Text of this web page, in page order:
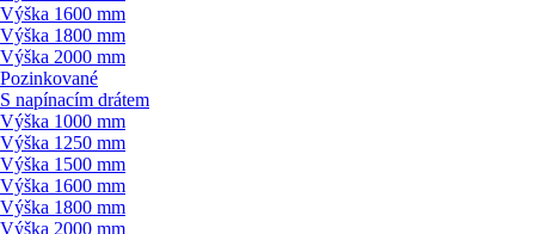
Výška 1600 mm
Výška 1800 mm
Výška 2000 mm
Pozinkované
S napínacím drátem
Výška 1000 mm
Výška 1250 mm
Výška 1500 mm
Výška 1600 mm
Výška 1800 mm
Výška 2000 mm